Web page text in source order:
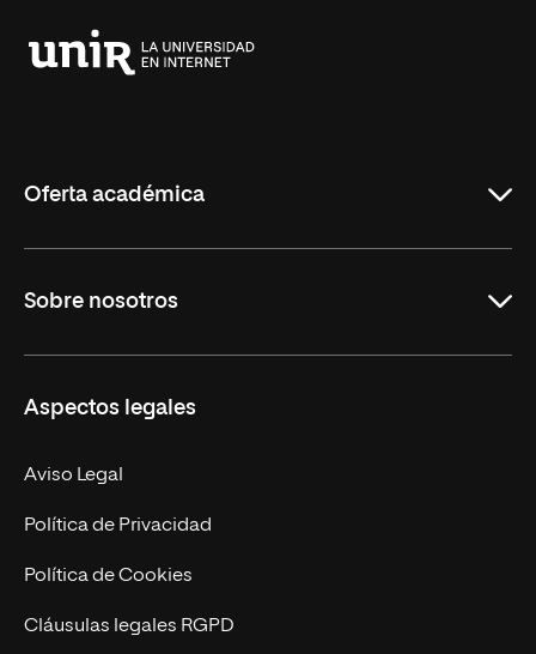
Oferta académica
Másteres Oficiales
Doctorados
Experto Universitario
Postgrados
Cursos Universitarios
Sobre nosotros
Facultades
Nuestro Equipo
Trabaja en UNIR
Actualidad
UNIR Revista
Aspectos legales
Aviso Legal
Política de Privacidad
Política de Cookies
Cláusulas legales RGPD